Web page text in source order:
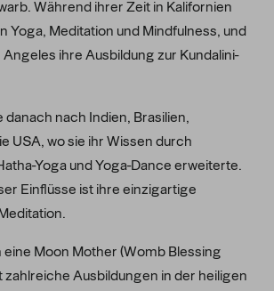
Während ihrer Zeit in Kalifornien
Yoga, Meditation und Mindfulness, und
ihre Ausbildung zur Kundalini-
danach nach Indien, Brasilien,
USA, wo sie ihr Wissen durch
Yoga und Yoga-Dance erweiterte.
Einflüsse ist ihre einzigartige
eine Moon Mother (Womb Blessing
zahlreiche Ausbildungen in der heiligen